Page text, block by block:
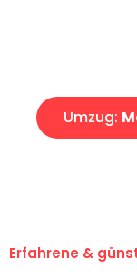
Umzug:
Erfahrene &